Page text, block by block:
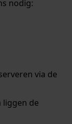
nodig:
via de
liggen de